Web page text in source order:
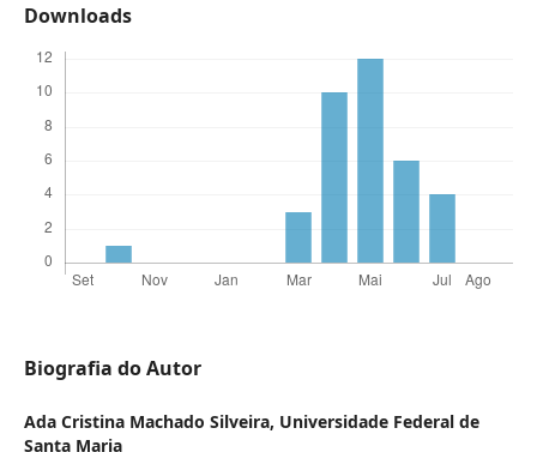
Downloads
Biografia do Autor
Ada Cristina Machado Silveira, Universidade Federal de
Santa Maria